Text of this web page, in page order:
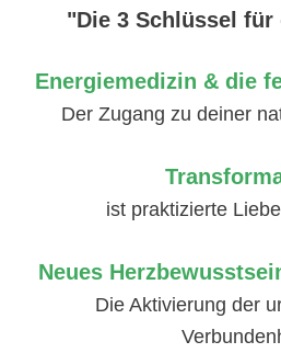
"Die 3 Schlüssel für
Energiemedizin & die
Der Zugang zu deiner
ist praktizierte
Neues
Die Aktivierung der